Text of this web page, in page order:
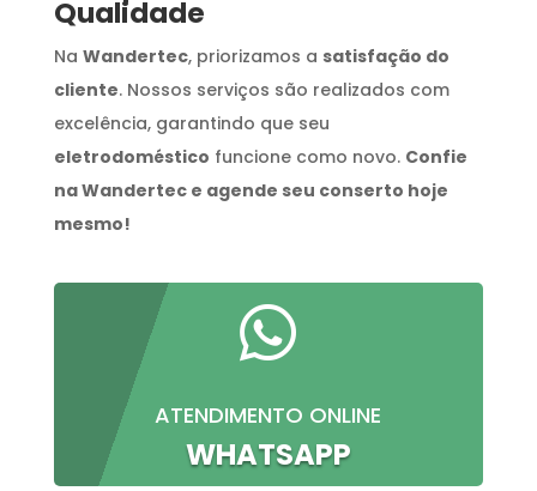
Qualidade
Na Wandertec, priorizamos a satisfação do
cliente. Nossos serviços são realizados com
excelência, garantindo que seu
eletrodoméstico funcione como novo. Confie
na Wandertec e agende seu conserto hoje
mesmo!

ATENDIMENTO ONLINE
WHATSAPP